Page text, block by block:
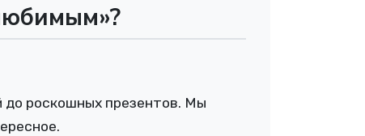
роскошных презентов. Мы